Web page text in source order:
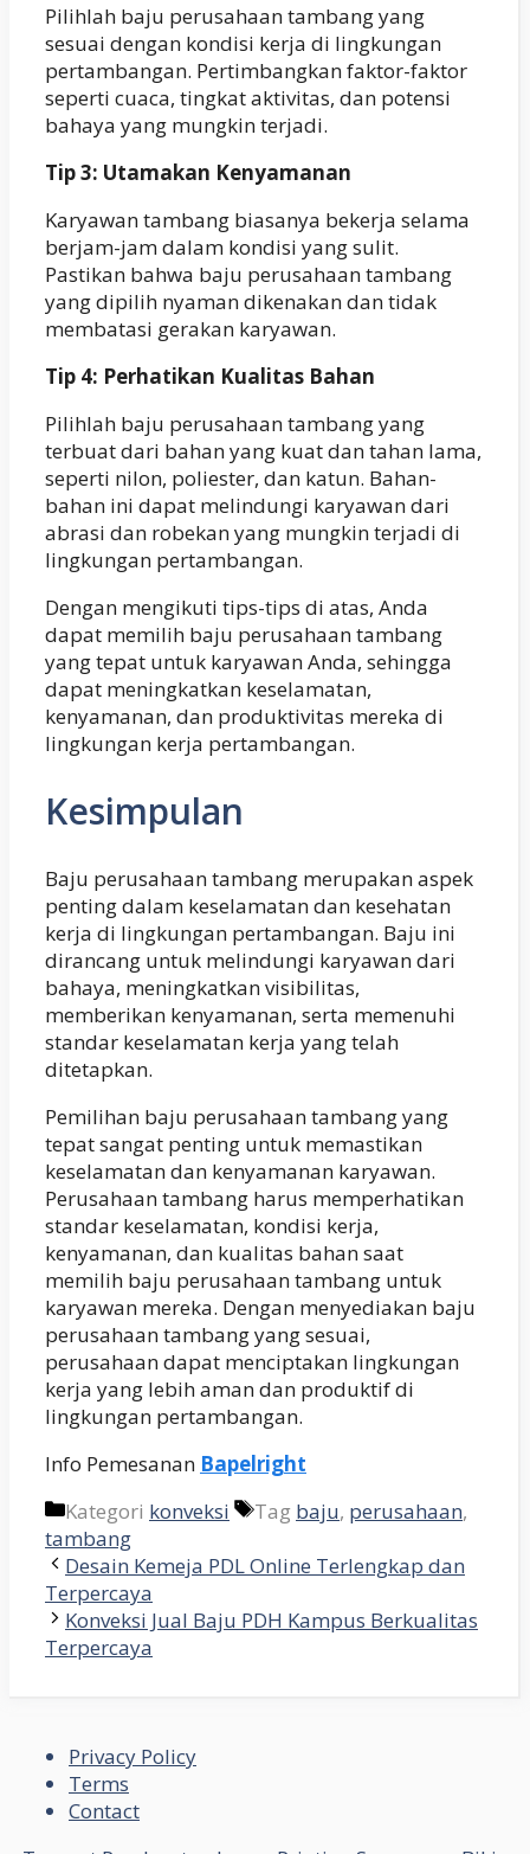
Pilihlah baju perusahaan tambang yang
sesuai dengan kondisi kerja di lingkungan
pertambangan. Pertimbangkan faktor-faktor
seperti cuaca, tingkat aktivitas, dan potensi
bahaya yang mungkin terjadi.
Tip 3: Utamakan Kenyamanan
Karyawan tambang biasanya bekerja selama
berjam-jam dalam kondisi yang sulit.
Pastikan bahwa baju perusahaan tambang
yang dipilih nyaman dikenakan dan tidak
membatasi gerakan karyawan.
Tip 4: Perhatikan Kualitas Bahan
Pilihlah baju perusahaan tambang yang
terbuat dari bahan yang kuat dan tahan lama,
seperti nilon, poliester, dan katun. Bahan-
bahan ini dapat melindungi karyawan dari
abrasi dan robekan yang mungkin terjadi di
lingkungan pertambangan.
Dengan mengikuti tips-tips di atas, Anda
dapat memilih baju perusahaan tambang
yang tepat untuk karyawan Anda, sehingga
dapat meningkatkan keselamatan,
kenyamanan, dan produktivitas mereka di
lingkungan kerja pertambangan.
Kesimpulan
Baju perusahaan tambang merupakan aspek
penting dalam keselamatan dan kesehatan
kerja di lingkungan pertambangan. Baju ini
dirancang untuk melindungi karyawan dari
bahaya, meningkatkan visibilitas,
memberikan kenyamanan, serta memenuhi
standar keselamatan kerja yang telah
ditetapkan.
Pemilihan baju perusahaan tambang yang
tepat sangat penting untuk memastikan
keselamatan dan kenyamanan karyawan.
Perusahaan tambang harus memperhatikan
standar keselamatan, kondisi kerja,
kenyamanan, dan kualitas bahan saat
memilih baju perusahaan tambang untuk
karyawan mereka. Dengan menyediakan baju
perusahaan tambang yang sesuai,
perusahaan dapat menciptakan lingkungan
kerja yang lebih aman dan produktif di
lingkungan pertambangan.
Info Pemesanan Bapelright
Kategori konveksi Tag baju, perusahaan,
tambang
Desain Kemeja PDL Online Terlengkap dan
Terpercaya
Konveksi Jual Baju PDH Kampus Berkualitas
Terpercaya
Privacy Policy
Terms
Contact